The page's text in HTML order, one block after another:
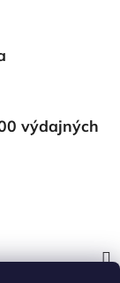
výdajných